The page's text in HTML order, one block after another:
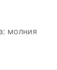
молния